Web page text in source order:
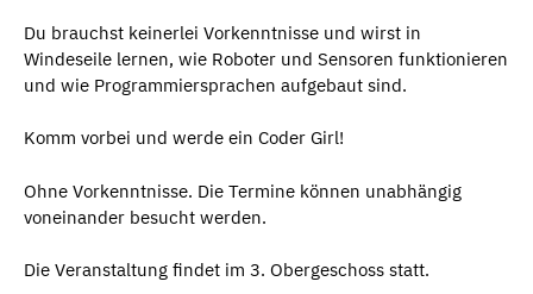
Du brauchst keinerlei Vorkenntnisse und wirst in
Windeseile lernen, wie Roboter und Sensoren funktionieren
und wie Programmiersprachen aufgebaut sind.
Komm vorbei und werde ein Coder Girl!
Ohne Vorkenntnisse. Die Termine können unabhängig
voneinander besucht werden.
Die Veranstaltung findet im 3. Obergeschoss statt.